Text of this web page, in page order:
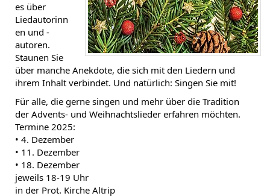
es über
Liedautorinn
en und -
autoren.
Staunen Sie
über manche Anekdote, die sich mit den Liedern und
ihrem Inhalt verbindet. Und natürlich: Singen Sie mit!
Für alle, die gerne singen und mehr über die Tradition
der Advents- und Weihnachtslieder erfahren möchten.
Termine 2025:
• 4. Dezember
• 11. Dezember
• 18. Dezember
jeweils 18-19 Uhr
in der Prot. Kirche Altrip